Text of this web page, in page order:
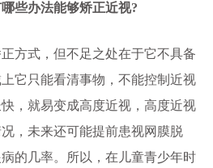
办法能够矫正近视?
式，但不足之处在于它不具备
它只能看清事物，不能控制近视
，就易变成高度近视，高度近视
，未来还可能提前患视网膜脱
的几率。所以，在儿童青少年时